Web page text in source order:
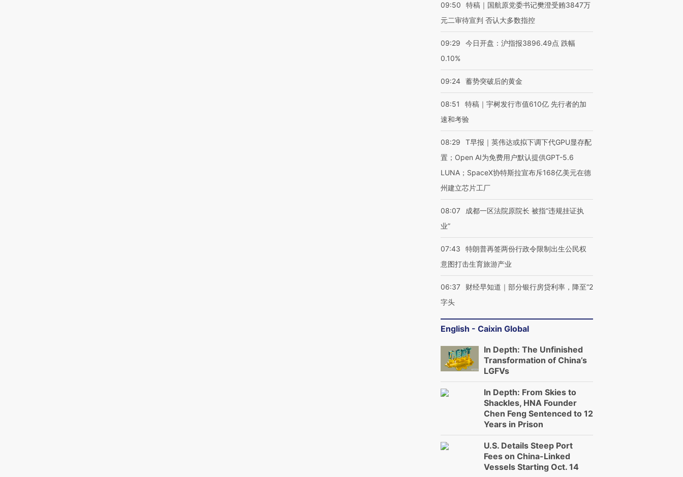
09:50
特稿｜国航原党委书记樊澄受贿3847万
元二审待宣判 否认大多数指控
09:29
今日开盘：沪指报3896.49点 跌幅
0.10%
09:24 蓄势突破后的黄金
08:51
特稿｜宇树发行市值610亿 先行者的加
速和考验
08:29
T早报｜英伟达或拟下调下代GPU显存配
置；Open AI为免费用户默认提供GPT-5.6
LUNA；SpaceX协特斯拉宣布斥168亿美元在德
州建立芯片工厂
08:07
成都一区法院原院长 被指“违规挂证执
业”
07:43
特朗普再签两份行政令限制出生公民权
意图打击生育旅游产业
06:37
财经早知道｜部分银行房贷利率，降至“2
字头
English - Caixin Global
In Depth: The Unfinished
Transformation of China’s
LGFVs
In Depth: From Skies to
Shackles, HNA Founder
Chen Feng Sentenced to 12
Years in Prison
U.S. Details Steep Port
Fees on China-Linked
Vessels Starting Oct. 14